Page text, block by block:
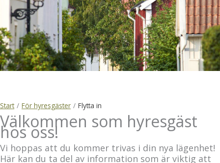
Start / För hyresgäster / Flytta in
Välkommen som hyresgäst
hos oss!
Vi hoppas att du kommer trivas i din nya lägenhet!
Här kan du ta del av information som är viktig att